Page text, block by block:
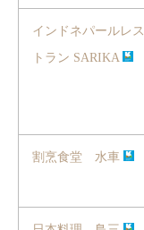
インドネパールレス
トラン SARIKA
割烹食堂 水車